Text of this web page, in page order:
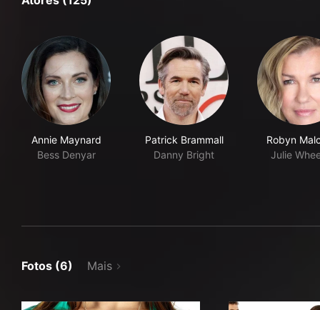
Annie Maynard
Bess Denyar
Patrick Brammall
Danny Bright
Robyn
Julie
Fotos (6) Mais